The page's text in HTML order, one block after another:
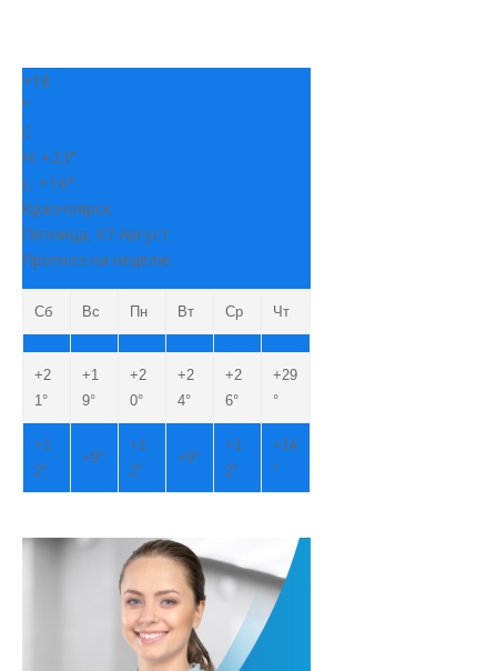
+18
°
C
H: +23°
L: +16°
Красноярск
Пятница, 07 Август
Прогноз на неделю
Сб Вс Пн Вт Ср Чт
+2
1°
+1
9°
+2
0°
+2
4°
+2
6°
+29
°
+1
2°
+9°
+1
2°
+9°
+1
2°
+14
°